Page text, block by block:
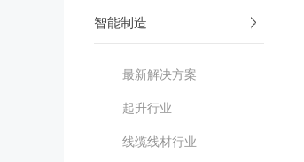
智能制造
最新解决方案
起升行业
线缆线材行业